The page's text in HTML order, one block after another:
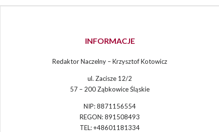
INFORMACJE
Redaktor Naczelny – Krzysztof Kotowicz
ul. Zacisze 12/2
57 – 200 Ząbkowice Śląskie
NIP: 8871156554
REGON: 891508493
TEL: +48601181334